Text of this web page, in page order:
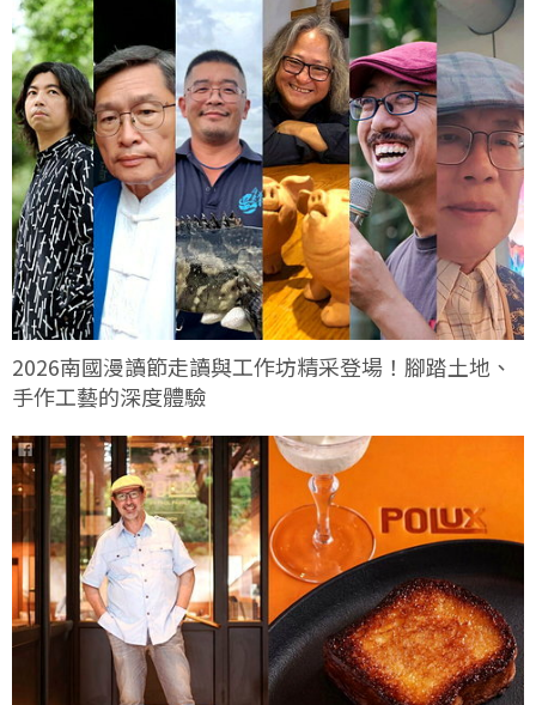
2026南國漫讀節走讀與工作坊精采登場！腳踏土地、
手作工藝的深度體驗